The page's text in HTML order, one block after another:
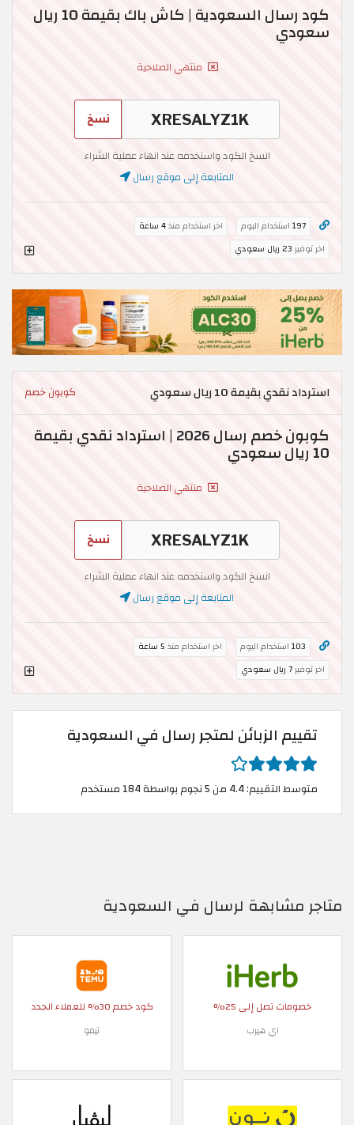
كود رسال السعودية | كاش باك بقيمة 10 ريال
سعودي
منتهي الصلاحية
نسخ
انسخ الكود واستخدمه عند انهاء عملية الشراء
المتابعة إلى موقع رسال
197 استخدام اليوم اخر استخدام منذ4 ساعة
اخر توفير 23 ريال سعودي
استرداد نقدي بقيمة 10 ريال سعودي كوبون خصم
كوبون خصم رسال 2026 | استرداد نقدي بقيمة
10 ريال سعودي
منتهي الصلاحية
نسخ
انسخ الكود واستخدمه عند انهاء عملية الشراء
المتابعة إلى موقع رسال
103 استخدام اليوم اخر استخدام منذ 5 ساعة
اخر توفير7 ريال سعودي
تقييم الزبائن لمتجر رسال في السعودية
متوسط التقييم: 4.4 من 5 نجوم بواسطة 184 مستخدم
متاجر مشابهة لرسال في السعودية
خصومات تصل إلى 25%
اي هيرب
كود خصم 30% للعملاء الجدد
تيمو